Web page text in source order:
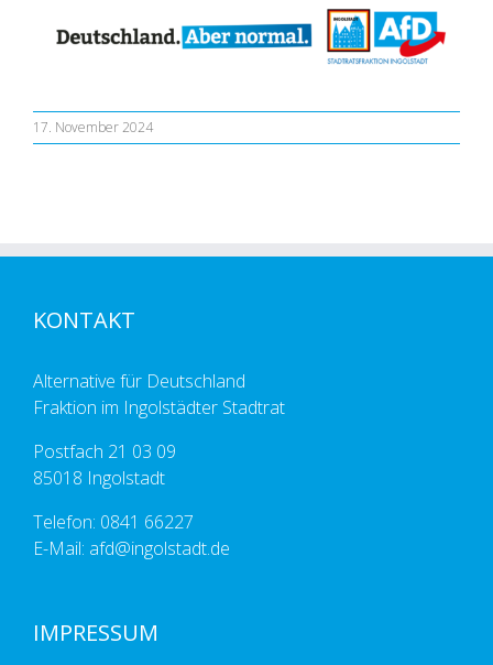
17. November 2024
KONTAKT
Alternative für Deutschland
Fraktion im Ingolstädter Stadtrat
Postfach 21 03 09
85018 Ingolstadt
Telefon: 0841 66227
E-Mail: afd@ingolstadt.de
IMPRESSUM